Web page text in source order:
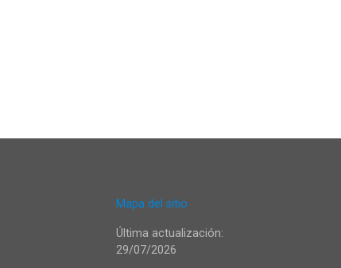
Mapa del sitio
Última actualización:
29/07/2026